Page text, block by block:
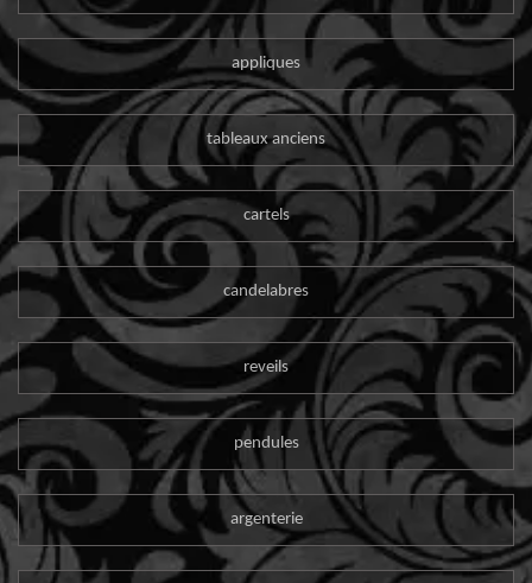
appliques
tableaux anciens
cartels
candelabres
reveils
pendules
argenterie